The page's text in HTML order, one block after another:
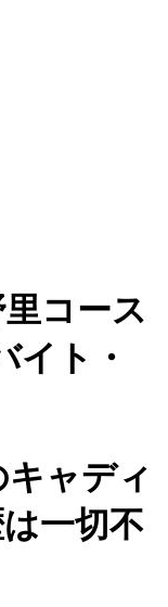
コース
イト・
ャディ
一切不